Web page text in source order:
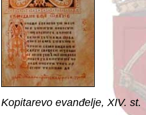
Kopitarevo evanđelje, XIV. st.